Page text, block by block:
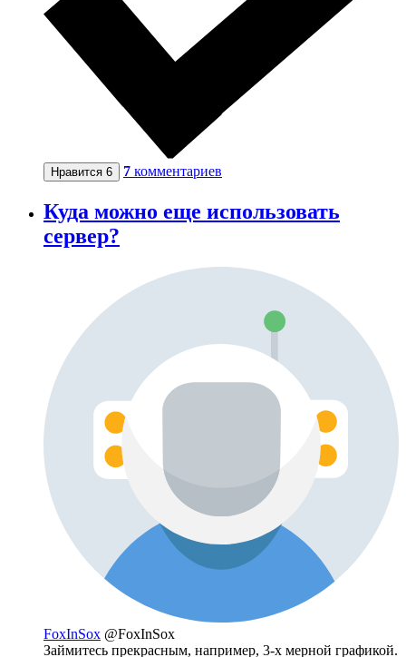
Нравится 6 7 комментариев
Куда можно еще использовать
сервер?
FoxInSox @FoxInSox
Займитесь прекрасным, например, 3-х мерной графикой.